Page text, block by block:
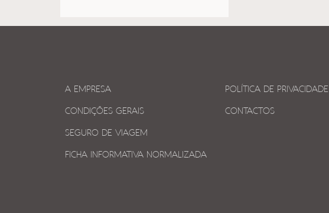
A EMPRESA
CONDIÇÕES GERAIS
SEGURO DE VIAGEM
FICHA INFORMATIVA NORMALIZADA
POLÍTICA DE PRIVACIDADE
CONTACTOS